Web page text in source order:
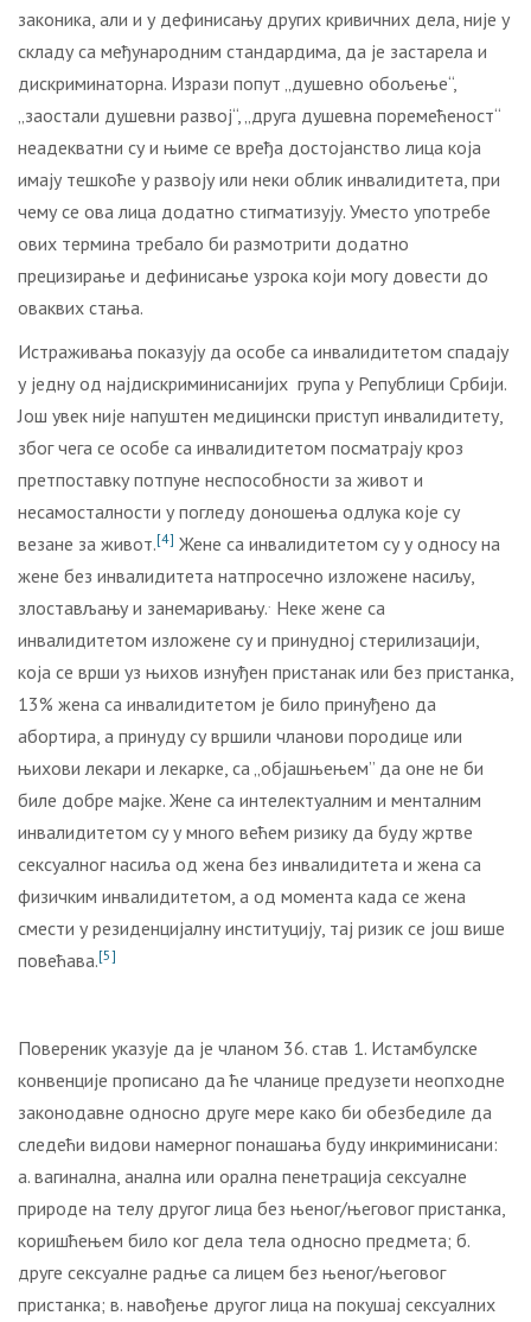
законика, али и у дефинисању других кривичних дела, није у
складу са међународним стандардима, да је застарела и
дискриминаторна. Изрази попут „душевно обољење“,
„заостали душевни развој“, „друга душевна поремећеност“
неадекватни су и њиме се вређа достојанство лица која
имају тешкоће у развоју или неки облик инвалидитета, при
чему се ова лица додатно стигматизују. Уместо употребе
ових термина требало би размотрити додатно
прецизирање и дефинисање узрока који могу довести до
оваквих стања.
Истраживања показују да особе са инвалидитетом спадају
у једну од најдискриминисанијих група у Републици Србији.
Још увек није напуштен медицински приступ инвалидитету,
због чега се особе са инвалидитетом посматрају кроз
претпоставку потпуне неспособности за живот и
несамосталности у погледу доношења одлука које су
везане за живот.[4] Жене са инвалидитетом су у односу на
жене без инвалидитета натпросечно изложене насиљу,
злостављању и занемаривању.. Неке жене са
инвалидитетом изложене су и принудној стерилизацији,
која се врши уз њихов изнуђен пристанак или без пристанка,
13% жена са инвалидитетом је било принуђено да
абортира, а принуду су вршили чланови породице или
њихови лекари и лекарке, са „објашњењем” да оне не би
биле добре мајке. Жене са интелектуалним и менталним
инвалидитетом су у много већем ризику да буду жртве
сексуалног насиља од жена без инвалидитета и жена са
физичким инвалидитетом, а од момента када се жена
смести у резиденцијалну институцију, тај ризик се још више
повећава.[5]
Повереник указује да је чланом 36. став 1. Истамбулске
конвенције прописано да ће чланице предузети неопходне
законодавне односно друге мере како би обезбедиле да
следећи видови намерног понашања буду инкриминисани:
a. вагинална, анална или орална пенетрација сексуалне
природе на телу другог лица без њеног/његовог пристанка,
коришћењем било ког дела тела односно предмета; б.
друге сексуалне радње са лицем без њеног/његовог
пристанка; в. навођење другог лица на покушај сексуалних